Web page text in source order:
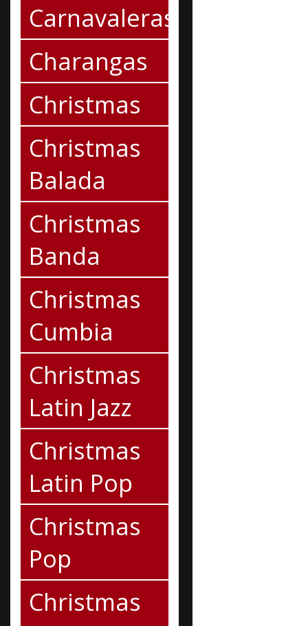
Carnavaleras
Charangas
Christmas
Christmas
Balada
Christmas
Banda
Christmas
Cumbia
Christmas
Latin Jazz
Christmas
Latin Pop
Christmas
Pop
Christmas